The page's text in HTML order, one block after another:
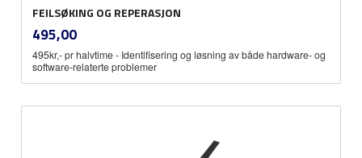
FEILSØKING OG REPERASJON
Pris
495,00mva.
495kr,- pr halvtime - Identifisering og løsning av både hardware- og
software-relaterte problemer